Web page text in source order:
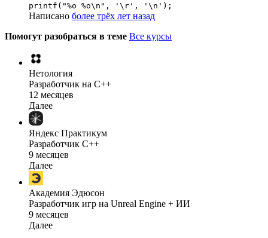
printf("%o %o\n", '\r', '\n');
Написано более трёх лет назад
Помогут разобраться в теме Все курсы
Нетология
Разработчик на C++
12 месяцев
Далее
Яндекс Практикум
Разработчик C++
9 месяцев
Далее
Академия Эдюсон
Разработчик игр на Unreal Engine + ИИ
9 месяцев
Далее